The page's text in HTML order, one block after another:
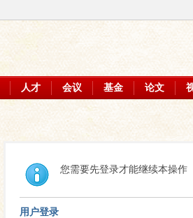
人才 会议 基金 论文
您需要先登录才能继续本操作
用户登录